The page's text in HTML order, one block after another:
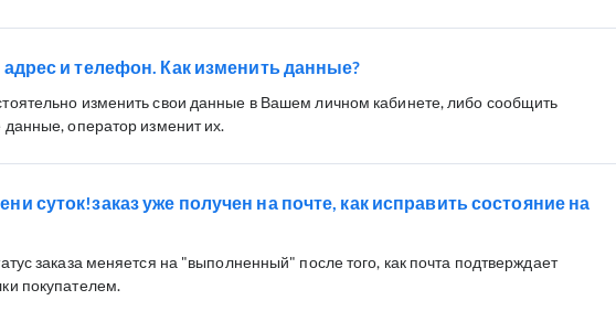
и телефон. Как изменить данные?
изменить свои данные в Вашем личном кабинете, либо сообщить
оператор изменит их.
суток!заказ уже получен на почте, как исправить состояние на
заказа меняется на "выполненный" после того, как почта подтверждает
покупателем.